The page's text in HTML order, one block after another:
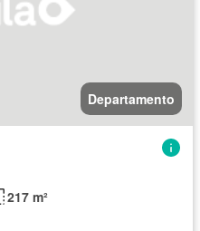
Departamento
217 m²